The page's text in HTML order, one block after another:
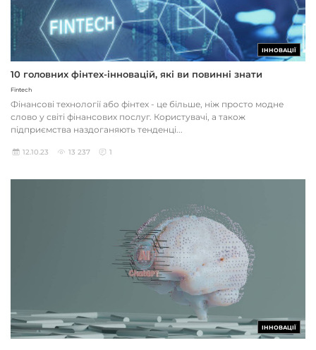
ІННОВАЦІЇ
10 головних фінтех-інновацій, які ви повинні знати
Fintech
Фінансові технології або фінтех - це більше, ніж просто модне
слово у світі фінансових послуг. Користувачі, а також
підприємства наздоганяють тенденці...
12.10.23 13 237 1
ІННОВАЦІЇ